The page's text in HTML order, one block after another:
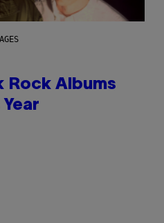
Rock Albums